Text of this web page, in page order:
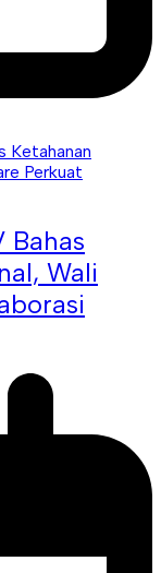
Bahas
Wali